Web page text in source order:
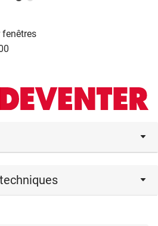
- élastomère thermoplastique